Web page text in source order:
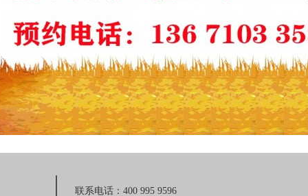
联系电话：400 995 9596